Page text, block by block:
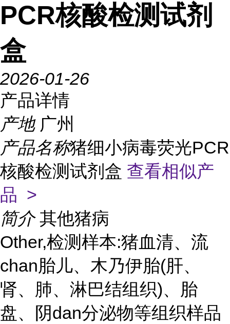
PCR核酸检测试剂
盒
2026-01-26
产品详情
产地 广州
产品名称猪细小病毒荧光PCR
核酸检测试剂盒 查看相似产
品 >
简介 其他猪病
Other,检测样本:猪血清、流
chan胎儿、木乃伊胎(肝、
肾、肺、淋巴结组织)、胎
盘、阴dan分泌物等组织样品